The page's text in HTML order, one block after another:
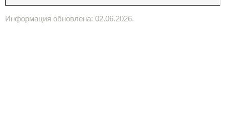
Информация обновлена: 02.06.2026.